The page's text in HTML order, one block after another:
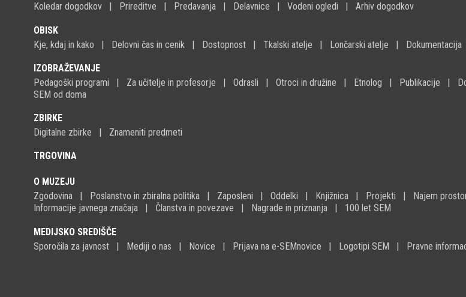
Koledar dogodkov
Prireditve Predavanja Delavnice Vodeni ogledi Arhiv dogodkov
OBISK
Kje, kdaj in kako
Delovni čas in cenik Dostopnost Tkalski atelje Lončarski atelje Dokumentacija
IZOBRAŽEVANJE
Pedagoški programi
Za učitelje in profesorje Odrasli Otroci in družine Etnolog Publikacije
SEM od doma
ZBIRKE
Digitalne zbirke
Znameniti predmeti
TRGOVINA
O MUZEJU
Zgodovina
Poslanstvo in zbiralna politika Zaposleni Oddelki Knjižnica Projekti Najem
Informacije javnega značaja
Članstva in povezave Nagrade in priznanja 100 let SEM
MEDIJSKO SREDIŠČE
Sporočila za javnost
Mediji o nas Novice Prijava na e-SEMnovice Logotipi SEM Pravne